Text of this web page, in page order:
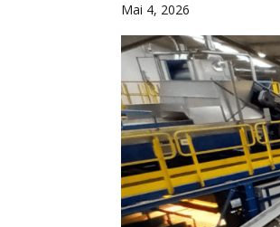
Mai 4, 2026